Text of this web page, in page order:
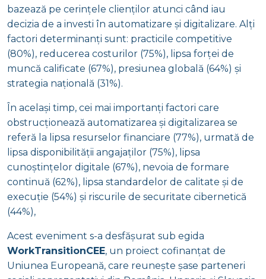
bazează pe cerințele clienților atunci când iau
decizia de a investi în automatizare și digitalizare. Alți
factori determinanți sunt: practicile competitive
(80%), reducerea costurilor (75%), lipsa forței de
muncă calificate (67%), presiunea globală (64%) și
strategia națională (31%).
În același timp, cei mai importanți factori care
obstrucționează automatizarea și digitalizarea se
referă la lipsa resurselor financiare (77%), urmată de
lipsa disponibilității angajaților (75%), lipsa
cunoștințelor digitale (67%), nevoia de formare
continuă (62%), lipsa standardelor de calitate și de
execuție (54%) și riscurile de securitate cibernetică
(44%),
Acest eveniment s-a desfășurat sub egida
WorkTransitionCEE, un proiect cofinanțat de
Uniunea Europeană, care reunește șase parteneri